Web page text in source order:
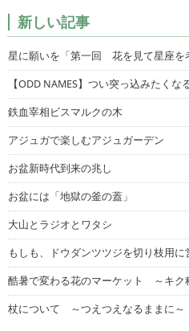
新しい記事
星に願いを「第一回 花を見て星座を
【ODD NAMES】つい突っ込みたくな
鉄血宰相ビスマルクの木
アジュガで楽しむアジュガーデン
お盆新時代到来の兆し
お盆には「地獄の釜の蓋」
大山とラジオとワタシ
もしも、ドウダンツツジを切り枝用に
酷暑で変わる花のマーケット ～キク
杖について ～つえつえなるままに～